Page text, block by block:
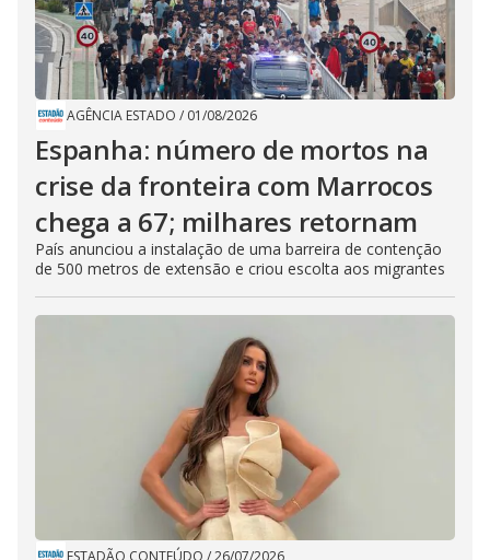
AGÊNCIA ESTADO / 01/08/2026
Espanha: número de mortos na
crise da fronteira com Marrocos
chega a 67; milhares retornam
País anunciou a instalação de uma barreira de contenção
de 500 metros de extensão e criou escolta aos migrantes